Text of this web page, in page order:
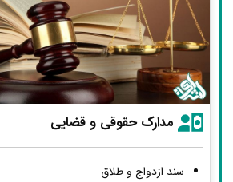
مدارک حقوقی و قضایی
سند ازدواج و طلاق